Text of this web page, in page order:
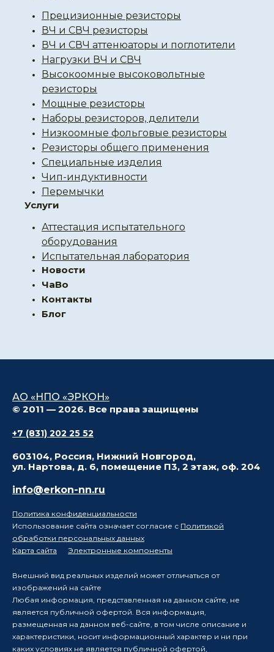
Прецизионные резисторы
ВЧ и СВЧ резисторы
ВЧ и СВЧ аттенюаторы и поглотители
Нагрузки ВЧ и СВЧ
Высокоомные высоковольтные
резисторы
Мощные резисторы
Наборы резисторов, делители
Низкоомные фольговые резисторы
Резисторы общего применения
Специальные изделия
Чип-индуктивности
Перемычки
Услуги
Аттестация испытательного
оборудования
Испытательная лаборатория
Новости
ЧаВо
Контакты
Блог
АО «НПО «ЭРКОН»
© 2011 — 2026. Все права защищены
+7 (831) 202 25 52
603104, Россия, Нижний Новгород,
ул. Нартова, д. 6, помещение П3, 2 этаж, оф. 204
info@erkon-nn.ru
Политика конфиденциальности
Использование сайта означает согласие с Политикой
обработки персональных данных
Карта сайта
Электронные компоненты
Внешний вид реальных изделий может отличаться от
изображений на сайте
Любая информация, представленная на данном сайте, не
является публичной офертой. Вся информация,
размещенная на данном веб-сайте, в том числе описание и
характеристики, носит информационный характер и ни при
каких условиях не является публичной офертой,